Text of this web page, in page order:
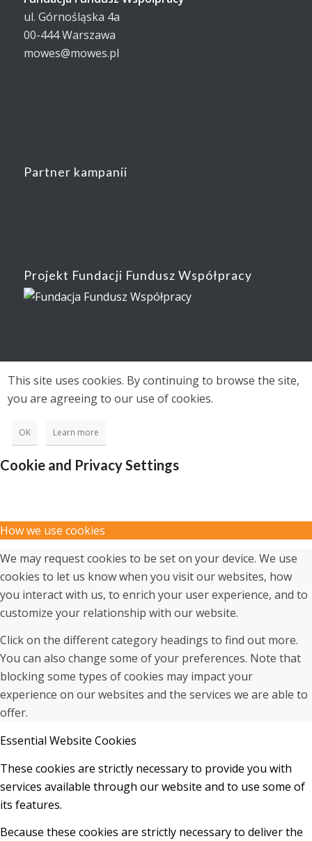
ul. Górnośląska 4a
00-444 Warszawa
mowes@mowes.pl
Partner kampanii
Projekt Fundacji Fundusz Współpracy
This site uses cookies. By continuing to browse the site,
you are agreeing to our use of cookies.
OK Learn more
Cookie and Privacy Settings
How we use cookies
We may request cookies to be set on your device. We use
cookies to let us know when you visit our websites, how
you interact with us, to enrich your user experience, and to
customize your relationship with our website.
Click on the different category headings to find out more.
You can also change some of your preferences. Note that
blocking some types of cookies may impact your
experience on our websites and the services we are able to
offer.
Essential Website Cookies
These cookies are strictly necessary to provide you with
services available through our website and to use some of
its features.
Because these cookies are strictly necessary to deliver the